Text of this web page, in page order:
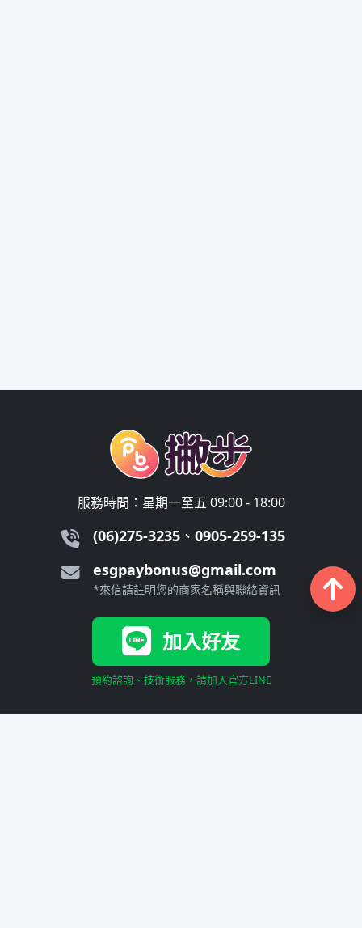
服務時間：星期一至五 09:00 - 18:00
(06)275-3235、 0905-259-135
esgpaybonus@gmail.com
*來信請註明您的商家名稱與聯絡資訊
加入好友
預約諮詢、技術服務，請加入官方LINE